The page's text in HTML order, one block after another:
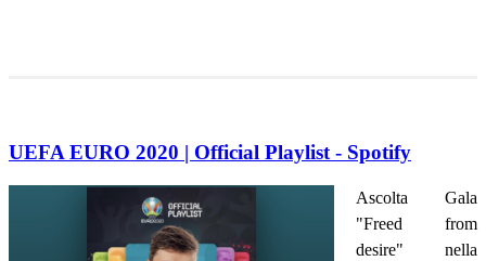
UEFA EURO 2020 | Official Playlist - Spotify
Ascolta Gala
"Freed from
desire" nella